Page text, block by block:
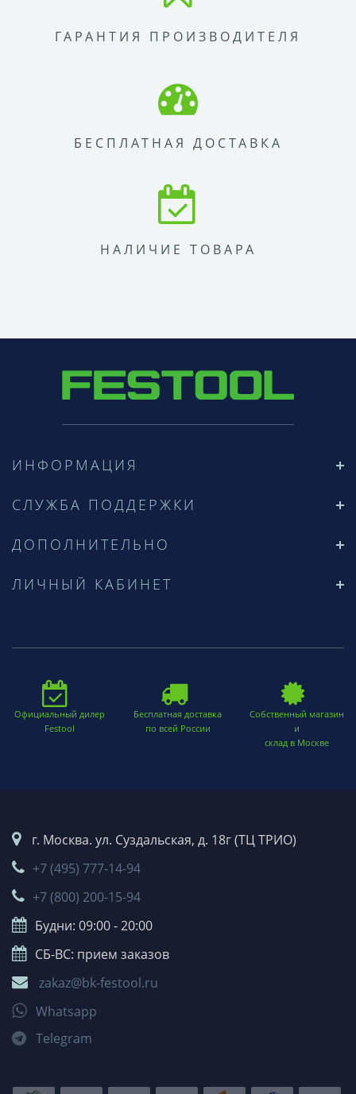
ГАРАНТИЯ ПРОИЗВОДИТЕЛЯ
БЕСПЛАТНАЯ ДОСТАВКА
НАЛИЧИЕ ТОВАРА
ИНФОРМАЦИЯ
СЛУЖБА ПОДДЕРЖКИ
ДОПОЛНИТЕЛЬНО
ЛИЧНЫЙ КАБИНЕТ
Официальный дилер
Festool
Бесплатная доставка
по всей России
Собственный магазин
и
склад в Москве
г. Москва. ул. Суздальская, д. 18г (ТЦ ТРИО)
+7 (495) 777-14-94
+7 (800) 200-15-94
Будни: 09:00 - 20:00
СБ-ВС: прием заказов
zakaz@bk-festool.ru
Whatsapp
Telegram